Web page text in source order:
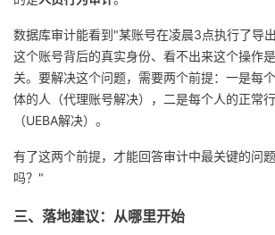
数据库审计能看到"某账号在凌晨3点执行了导
这个账号背后的真实身份、看不出来这个操作
关。要解决这个问题，需要两个前提：一是每
体的人（代理账号解决），二是每个人的正常
（UEBA解决）。
有了这两个前提，才能回答审计中最关键的问
吗？"
三、落地建议：从哪里开始